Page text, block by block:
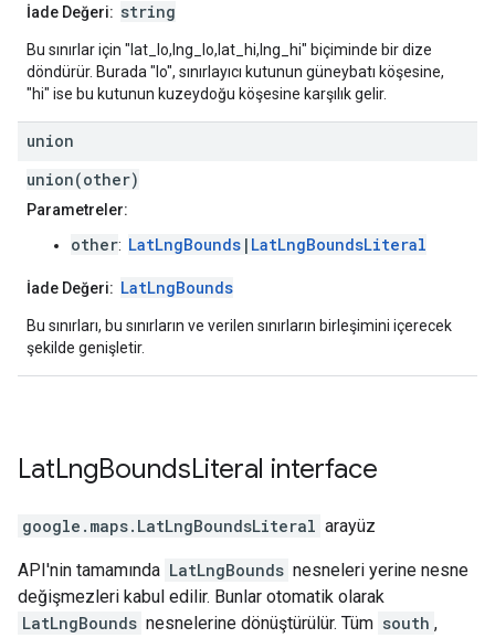
İade Değeri: string
Bu sınırlar için "lat_lo,lng_lo,lat_hi,lng_hi" biçiminde bir dize
döndürür. Burada "lo", sınırlayıcı kutunun güneybatı köşesine,
"hi" ise bu kutunun kuzeydoğu köşesine karşılık gelir.
union
union(other)
Parametreler:
other: LatLngBounds | LatLngBoundsLiteral
İade Değeri: LatLngBounds
Bu sınırları, bu sınırların ve verilen sınırların birleşimini içerecek
şekilde genişletir.
LatLngBoundsLiteral interface
google.maps. LatLngBoundsLiteral arayüz
API'nin tamamında LatLngBounds nesneleri yerine nesne
değişmezleri kabul edilir. Bunlar otomatik olarak
LatLngBounds nesnelerine dönüştürülür. Tüm south ,